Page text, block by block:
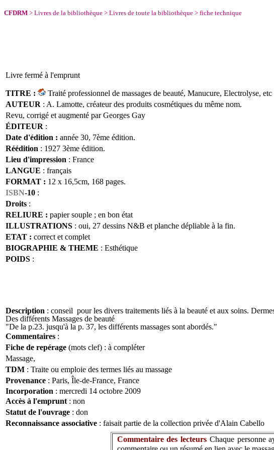
CFDRM > Livres de la bibliothèque > Livres de toute la bibliothèque > fiche technique
Livre fermé à l'emprunt
TITRE :
Traité professionnel de massages de beauté, Manucure, Electrolyse, etc
AUTEUR : A. Lamotte, créateur des produits cosmétiques du même nom.
Revu, corrigé et augmenté par Georges Gay
ÉDITEUR :
Date d'édition : année 30, 7ème édition.
Réédition : 1927 3ème édition.
Lieu d'impression : France
LANGUE : français
FORMAT : 12 x 16,5cm, 168 pages.
ISBN-10 :
Droits :
RELIURE : papier souple ; en bon état
ILLUSTRATIONS : oui, 27 dessins N&B et planche dépliable à la fin.
ETAT : correct et complet
BIOGRAPHIE & THEME : Esthétique
POIDS :
Description : conseil pour les divers traitements liés à la beauté et aux soins.
Des différents Massages de beauté
"De la p.23. jusqu'à la p. 37, les différents massages sont abordés."
Commentaires :
Fiche de repérage (mots clef) : à compléter
Massage,
TDM : Traite ou emploie des termes liés au massage
Provenance : Paris, Île-de-France, France
Incorporation : mercredi 14 octobre 2009
Accès à l'emprunt : non
Statut de l'ouvrage : don
Reconnaissance associative : faisait partie de la collection privée d'Alain Cabello
Commentaire des lecteurs Chaque personne